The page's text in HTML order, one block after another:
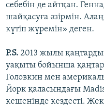
себебін де айтқан.
шайқасуға әзірмін.
күтіп жүремін» деген.
P.S. 2013 жылы
уақыты бойынша
Головкин мен
Йорк қаласындағы
кешенінде кездесті.